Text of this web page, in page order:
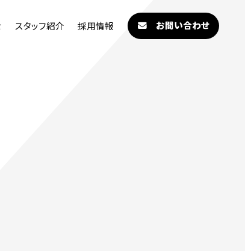
スタッフ紹介 採用情報 お問い合わせ